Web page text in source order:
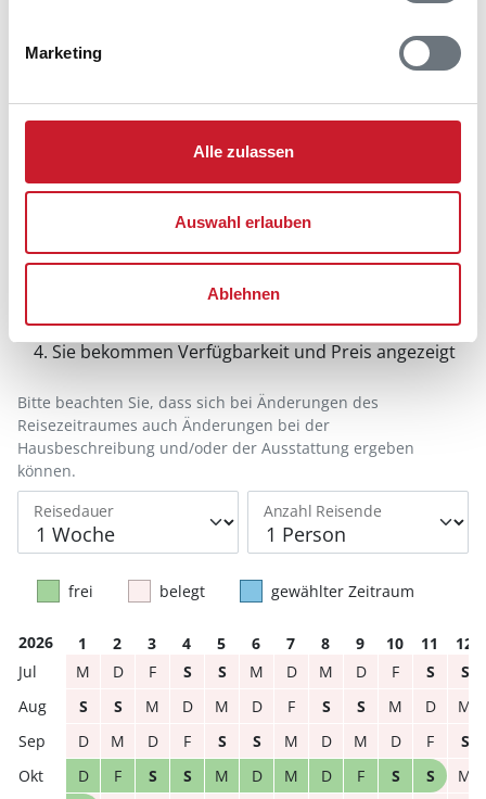
Marketing
Alle zulassen
Auswahl erlauben
Ablehnen
Belegungskalender
Anzahl Reisende auswählen
Anreisetag im Belegungskalender anklicken
Sie bekommen Verfügbarkeit und Preis angezeigt
Reisedauer Anzahl Reisende
Bitte beachten Sie, dass sich bei Änderungen des
Reisezeitraumes auch Änderungen bei der
Hausbeschreibung und/oder der Ausstattung ergeben
können.
frei belegt gewählter Zeitraum
2026 1 2 3 4 5 6 7 8 9 10 11
12
M
D F S S M D M D F S
S
S
S M D M D F S S M D
M
D
M D F S S M D M D F
S
D
F S S M D M D F S S
M